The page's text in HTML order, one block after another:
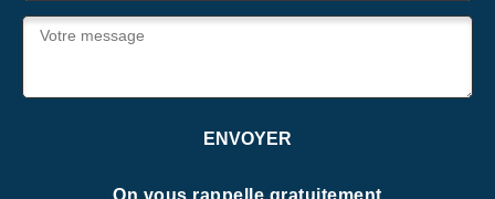
On vous rappelle gratuitement